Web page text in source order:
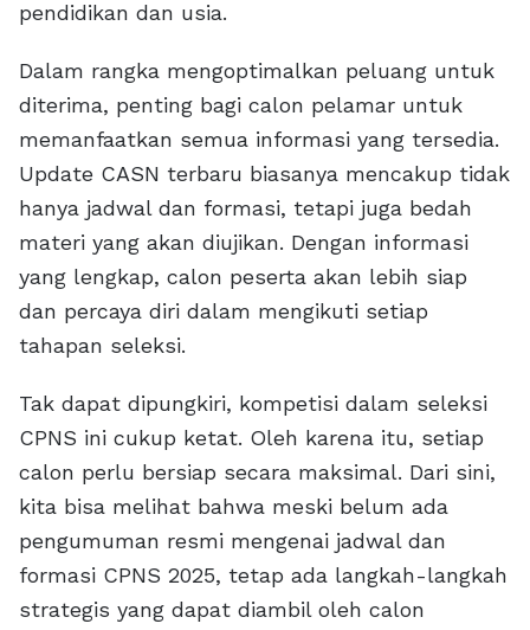
pendidikan dan usia.
Dalam rangka mengoptimalkan peluang untuk
diterima, penting bagi calon pelamar untuk
memanfaatkan semua informasi yang tersedia.
Update CASN terbaru biasanya mencakup tidak
hanya jadwal dan formasi, tetapi juga bedah
materi yang akan diujikan. Dengan informasi
yang lengkap, calon peserta akan lebih siap
dan percaya diri dalam mengikuti setiap
tahapan seleksi.
Tak dapat dipungkiri, kompetisi dalam seleksi
CPNS ini cukup ketat. Oleh karena itu, setiap
calon perlu bersiap secara maksimal. Dari sini,
kita bisa melihat bahwa meski belum ada
pengumuman resmi mengenai jadwal dan
formasi CPNS 2025, tetap ada langkah-langkah
strategis yang dapat diambil oleh calon